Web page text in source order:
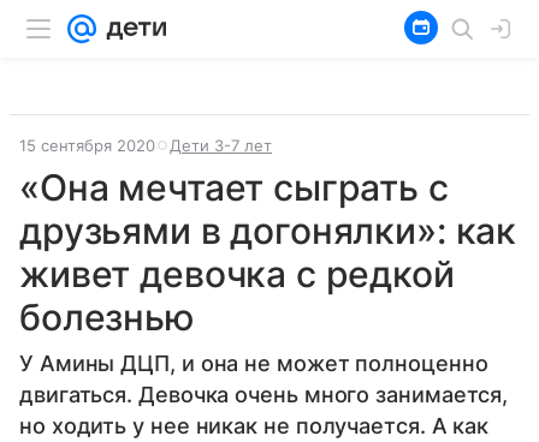
15 сентября 2020 Дети 3-7 лет
«Она мечтает сыграть с
друзьями в догонялки»: как
живет девочка с редкой
болезнью
У Амины ДЦП, и она не может полноценно
двигаться. Девочка очень много занимается,
но ходить у нее никак не получается. А как